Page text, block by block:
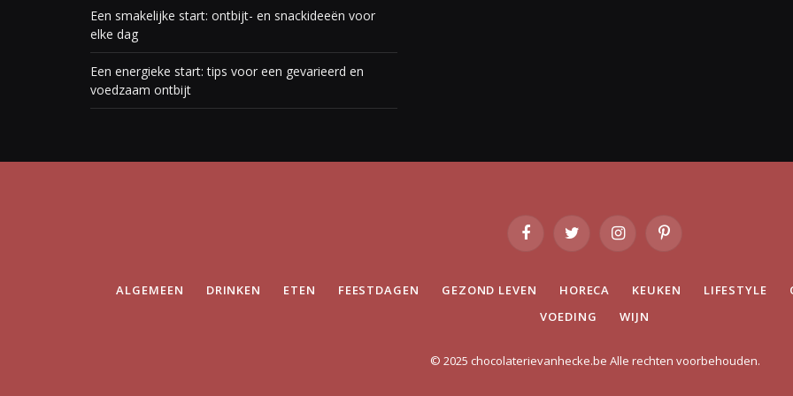
Een smakelijke start: ontbijt- en snackideeën voor
elke dag
Een energieke start: tips voor een gevarieerd en
voedzaam ontbijt
FacebookTwitter InstagramPinterest
ALGEMEEN DRINKEN ETEN FEESTDAGEN GEZOND LEVEN HORECA KEUKEN LIFESTYLE
VOEDING
WIJN
© 2025 chocolaterievanhecke.be Alle rechten voorbehouden.